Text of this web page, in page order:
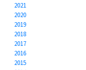
2021
2020
2019
2018
2017
2016
2015